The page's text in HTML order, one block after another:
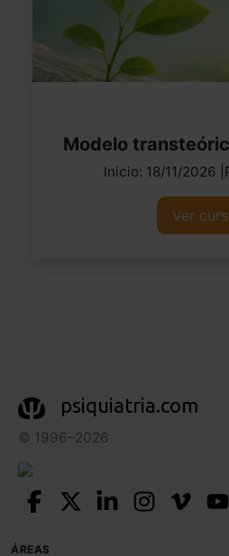
Modelo
Inicio: 18/11/2026
Ver
psiquiatria.com
© 1996–2026
ÁREAS